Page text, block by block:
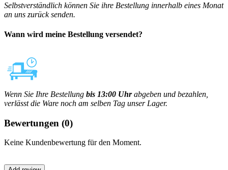
Selbstverständlich können Sie ihre Bestellung innerhalb eines Monat
an uns zurück senden.
Wann wird meine Bestellung versendet?
Wenn Sie Ihre Bestellung bis 13:00 Uhrabgeben und bezahlen,
verlässt die Ware noch am selben Tag unser Lager.
Bewertungen (0)
Keine Kundenbewertung für den Moment.